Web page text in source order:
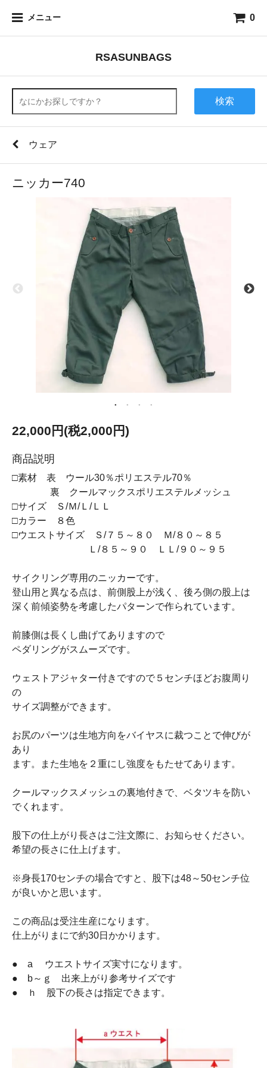
メニュー 0
RSASUNBAGS
検索
ウェア
ニッカー740
22,000円(税2,000円)
商品説明
□素材 表 ウール30％ポリエステル70％
裏 クールマックスポリエステルメッシュ
□サイズ Ｓ/Ｍ/Ｌ/ＬＬ
□カラー ８色
□ウエストサイズ Ｓ/７５～８０ Ｍ/８０～８５
Ｌ/８５～９０ ＬＬ/９０～９５
サイクリング専用のニッカーです。
登山用と異なる点は、前側股上が浅く、後ろ側の股上は
深く前傾姿勢を考慮したパターンで作られています。
前膝側は長くし曲げてありますので
ペダリングがスムーズです。
ウェストアジャター付きですので５センチほどお腹周り
の
サイズ調整ができます。
お尻のパーツは生地方向をバイヤスに裁つことで伸びが
あり
ます。また生地を２重にし強度をもたせてあります。
クールマックスメッシュの裏地付きで、ベタツキを防い
でくれます。
股下の仕上がり長さはご注文際に、お知らせください。
希望の長さに仕上げます。
※身長170センチの場合ですと、股下は48～50センチ位
が良いかと思います。
この商品は受注生産になります。
仕上がりまにで約30日かかります。
● a ウエストサイズ実寸になります。
● b～ｇ 出来上がり参考サイズです
● ｈ 股下の長さは指定できます。